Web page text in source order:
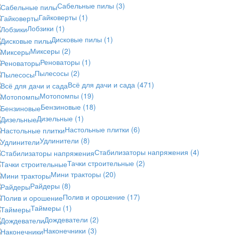
Сабельные пилы (3)
Гайковерты (1)
Лобзики (1)
Дисковые пилы (1)
Миксеры (2)
Реноваторы (1)
Пылесосы (2)
Всё для дачи и сада (471)
Мотопомпы (19)
Бензиновые (18)
Дизельные (1)
Настольные плитки (6)
Удлинители (8)
Стабилизаторы напряжения (4)
Тачки строительные (2)
Мини тракторы (20)
Райдеры (8)
Полив и орошение (17)
Таймеры (1)
Дождеватели (2)
Наконечники (3)